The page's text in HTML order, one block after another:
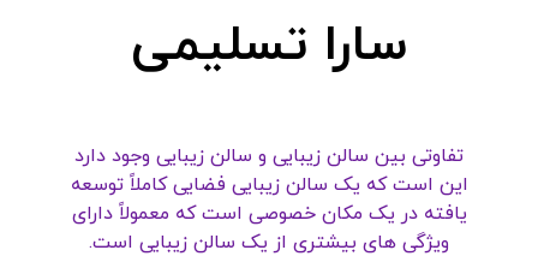
سارا تسلیمی
تفاوتی بین سالن زیبایی و سالن زیبایی وجود دارد
این است که یک سالن زیبایی فضایی کاملاً توسعه
یافته در یک مکان خصوصی است که معمولاً دارای
ویژگی های بیشتری از یک سالن زیبایی است.